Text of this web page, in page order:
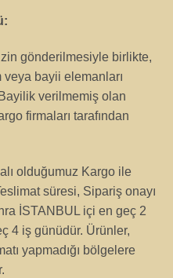
gönderilmesiyle birlikte,
bayii elemanları
verilmemiş olan
firmaları tarafından
olduğumuz Kargo ile
süresi, Sipariş onayı
İSTANBUL içi en geç 2
4 iş günüdür. Ürünler,
yapmadığı bölgelere